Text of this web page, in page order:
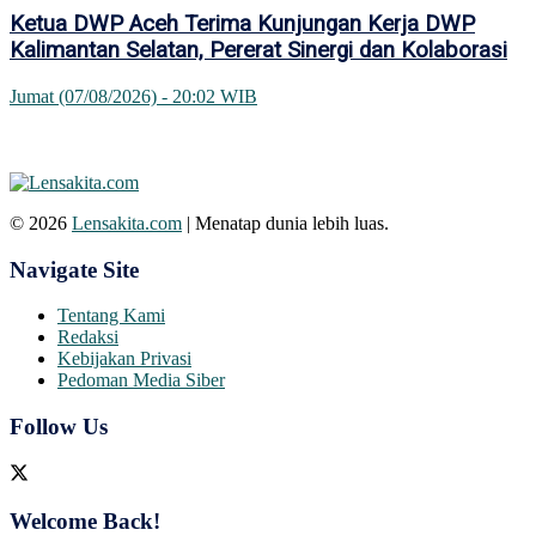
Ketua DWP Aceh Terima Kunjungan Kerja DWP
Kalimantan Selatan, Pererat Sinergi dan Kolaborasi
Jumat (07/08/2026) - 20:02 WIB
© 2026 Lensakita.com | Menatap dunia lebih luas.
Navigate Site
Tentang Kami
Redaksi
Kebijakan Privasi
Pedoman Media Siber
Follow Us
Welcome Back!